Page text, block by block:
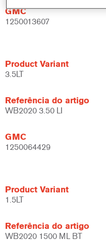
GMC
1250013607
Product Variant
3.5LT
Referência do artigo
WB2020 3.50 LI
GMC
1250064429
Product Variant
1.5LT
Referência do artigo
WB2020 1500 ML BT